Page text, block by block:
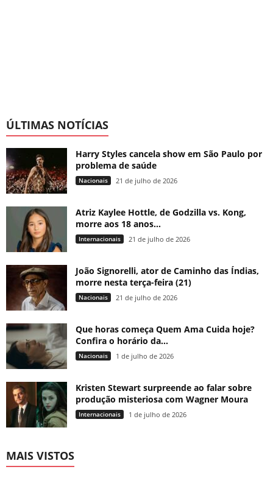
ÚLTIMAS NOTÍCIAS
Harry Styles cancela show em São Paulo por
problema de saúde
Nacionais 21 de julho de 2026
Atriz Kaylee Hottle, de Godzilla vs. Kong,
morre aos 18 anos...
Internacionais 21 de julho de 2026
João Signorelli, ator de Caminho das Índias,
morre nesta terça-feira (21)
Nacionais 21 de julho de 2026
Que horas começa Quem Ama Cuida hoje?
Confira o horário da...
Nacionais 1 de julho de 2026
Kristen Stewart surpreende ao falar sobre
produção misteriosa com Wagner Moura
Internacionais 1 de julho de 2026
MAIS VISTOS